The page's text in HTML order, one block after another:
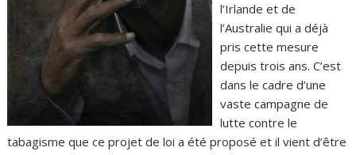
l’Irlande et de
l’Australie qui a déjà
pris cette mesure
depuis trois ans. C’est
dans le cadre d’une
vaste campagne de
lutte contre le
tabagisme que ce projet de loi a été proposé et il vient d’être